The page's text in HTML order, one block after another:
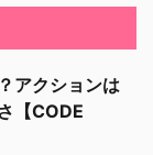
アクションは
【CODE